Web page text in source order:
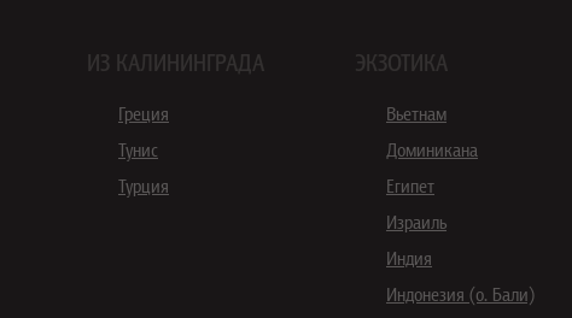
ИЗ КАЛИНИНГРАДА
Греция
Тунис
Турция
ЭКЗОТИКА
Вьетнам
Доминикана
Египет
Израиль
Индия
Индонезия (о. Бали)